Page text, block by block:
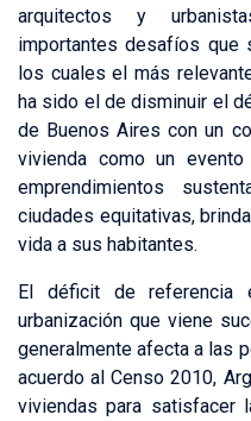
arquitectos y
importantes desafíos que
los cuales el más
ha sido el de disminuir el
de Buenos Aires con un
vivienda como un
emprendimientos
ciudades equitativas,
vida a sus habitantes.
El déficit de referencia
urbanización que viene
generalmente afecta a las
acuerdo al Censo 2010,
viviendas para satisfacer